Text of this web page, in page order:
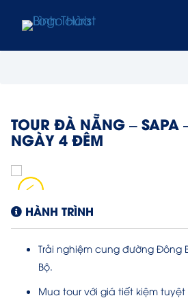
TOUR ĐÀ NẴNG –
NGÀY 4 ĐÊM
HÀNH TRÌNH
Trải nghiệm cung đường Đông
Bộ.
Mua tour với giá tiết kiệm tuyệt